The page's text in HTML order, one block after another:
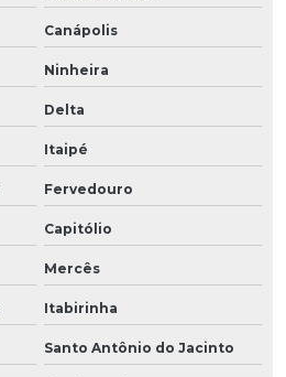
Canápolis
Ninheira
Delta
Itaipé
Fervedouro
Capitólio
Mercês
Itabirinha
Santo Antônio do Jacinto